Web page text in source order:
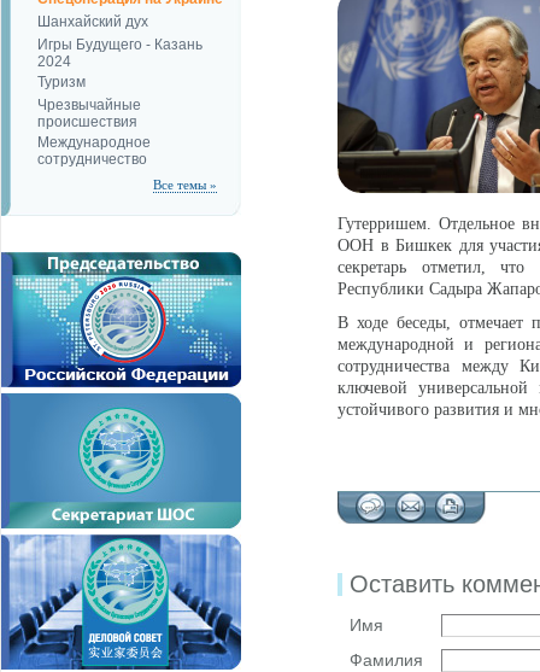
Шанхайский дух
Игры Будущего - Казань
2024
Туризм
Чрезвычайные
происшествия
Международное
сотрудничество
Все темы »
Гутерришем. Отдельное
ООН в Бишкек для
секретарь отметил,
Республики Садыра
В ходе беседы, отмечает
международной и
сотрудничества между
ключевой
устойчивого развития и
Оставить
Имя
Фамилия